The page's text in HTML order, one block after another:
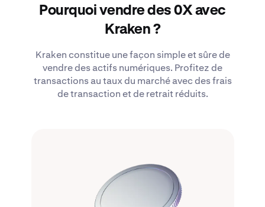
Pourquoi vendre des 0X avec
Kraken ?
Kraken constitue une façon simple et sûre de
vendre des actifs numériques. Profitez de
transactions au taux du marché avec des frais
de transaction et de retrait réduits.